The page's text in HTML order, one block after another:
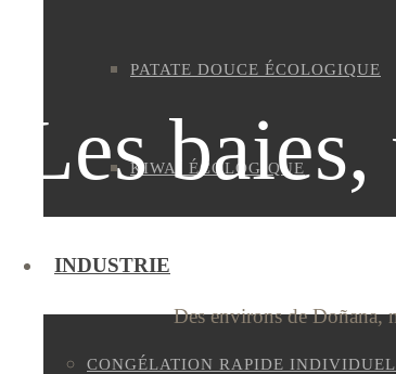
PATATE DOUCE ÉCOLOGIQUE
KIWAÏ ÉCOLOGIQUE
INDUSTRIE
CONGÉLATION RAPIDE
Les
Des environs de